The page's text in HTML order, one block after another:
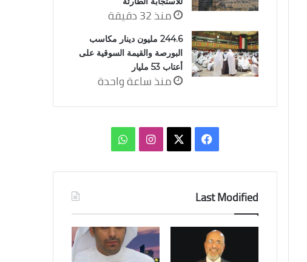
منذ 32 دقيقة
244.6 مليون دينار مكاسب
البورصة والقيمة السوقية على
أعتاب 53 مليار
منذ ساعة واحدة
فيسبوك انستقرامواتساب
Last Modified